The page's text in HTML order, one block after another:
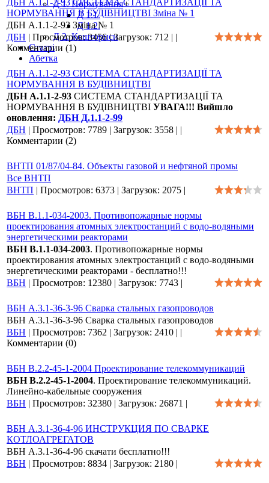
Д 1. Нормування+
Д 1.1.
Д 1.2.
Д 2. Кошториси
Статті
Абетка
ДБН А.1.1-2-93 СИСТЕМА СТАНДАРТИЗАЦІЇ ТА
НОРМУВАННЯ В БУДІВНИЦТВІ Зміна № 1
ДБН А.1.1-2-93 Зміна № 1
ДБН | Просмотров: 3456|Загрузок: 712 | |
Комментарии (1)
ДБН А.1.1-2-93 СИСТЕМА СТАНДАРТИЗАЦІЇ ТА
НОРМУВАННЯ В БУДІВНИЦТВІ
ДБН А.1.1-2-93 СИСТЕМА СТАНДАРТИЗАЦІЇ ТА
НОРМУВАННЯ В БУДІВНИЦТВІ УВАГА!!! Вийшло
оновлення: ДБН Д.1.1-2-99
ДБН | Просмотров: 7789 | Загрузок: 3558 | |
Комментарии (2)
ВНТП 01/87/04-84. Объекты газовой и нефтяной промы
Все ВНТП
ВНТП | Просмотров: 6373 | Загрузок: 2075 |
ВБН В.1.1-034-2003. Противопожарные нормы
проектирования атомных электростанций с водо-водяными
энергетическими реакторами
ВБН В.1.1-034-2003. Противопожарные нормы
проектирования атомных электростанций с водо-водяными
энергетическими реакторами - бесплатно!!!
ВБН | Просмотров: 12380 | Загрузок: 7743 |
ВБН А.3.1-36-3-96 Сварка стальных газопроводов
ВБН А.3.1-36-3-96 Сварка стальных газопроводов
ВБН | Просмотров: 7362 | Загрузок: 2410 | |
Комментарии (0)
ВБН В.2.2-45-1-2004 Проектирование телекоммуникаций
ВБН В.2.2-45-1-2004. Проектирование телекоммуникаций.
Линейно-кабельные сооружения
ВБН | Просмотров: 32380 | Загрузок: 26871 |
ВБН А.3.1-36-4-96 ИНСТРУКЦИЯ ПО СВАРКЕ
КОТЛОАГРЕГАТОВ
ВБН А.3.1-36-4-96 скачати бесплатно!!!
ВБН | Просмотров: 8834 | Загрузок: 2180 |